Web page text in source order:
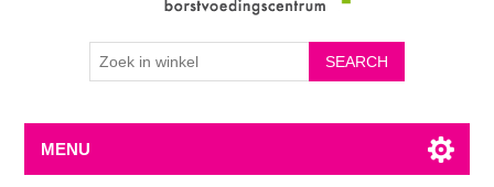
MENU